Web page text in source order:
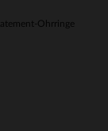
Ohrringe